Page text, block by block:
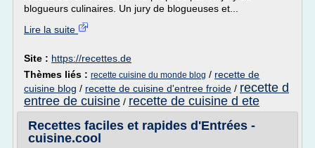
blogueurs culinaires. Un jury de blogueuses et...
Lire la suite
Site : https://recettes.de
Thèmes liés : recette cuisine du monde blog / recette de
cuisine blog / recette de cuisine d'entree froide / recette d
entree de cuisine / recette de cuisine d ete
Recettes faciles et rapides d'Entrées -
cuisine.cool